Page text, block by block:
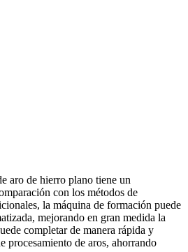
aro de hierro plano tiene un
con los métodos de
la máquina de formación puede
mejorando en gran medida la
completar de manera rápida y
procesamiento de aros, ahorrando